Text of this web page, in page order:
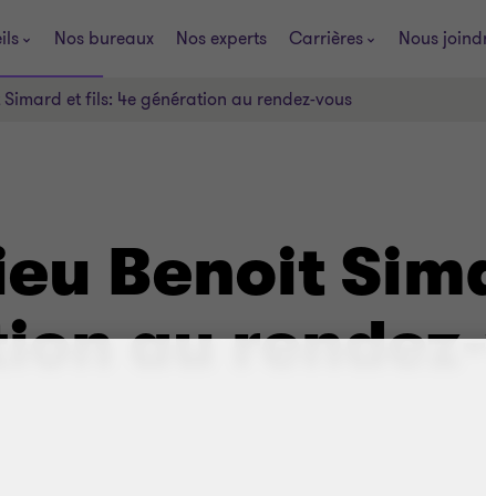
Nos bureaux Nos experts Carrières Nous
et fils: 4e génération au rendez-vous
Benoit
au